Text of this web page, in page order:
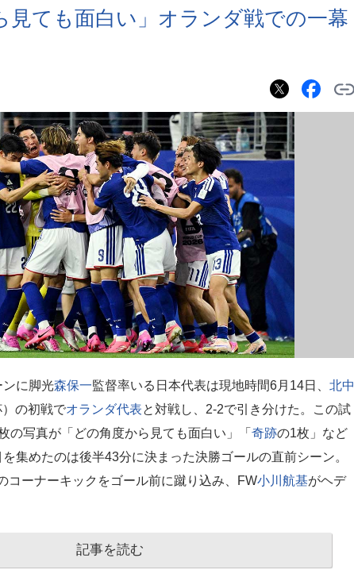
見ても面白い」オランダ戦での一幕
ンに脚光森保一監督率いる日本代表は現地時間6月14日、 北中
の初戦でオランダ代表と対戦し、2-2で引き分けた。この試
の写真が「どの角度から見ても面白い」「 奇跡の1枚」など
集めたのは後半43分に決まった決勝ゴールの直前シーン。
コーナーキックをゴール前に蹴り込み、FW小川航基がヘデ
記事を読む